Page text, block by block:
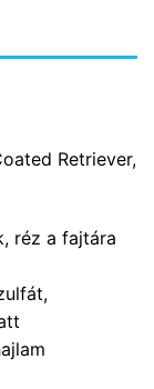
Retriever,
réz a fajtára